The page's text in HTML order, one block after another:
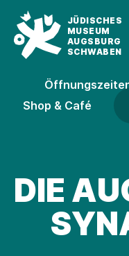
JÜDISCHES
MUSEUM
AUGSBURG
SCHWABEN
Shop & Café
DIE